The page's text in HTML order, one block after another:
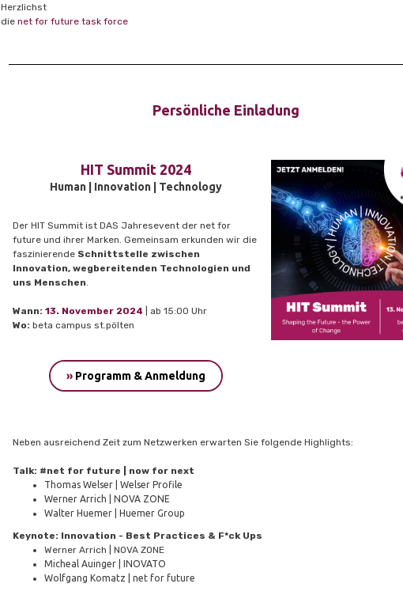
Herzlichst
die net for future task force
Persönliche Einladung
HIT Summit 2024
Human | Innovation | Technology
Der HIT Summit ist DAS Jahresevent der net for
future und ihrer Marken. Gemeinsam erkunden wir die
faszinierende Schnittstelle zwischen
Innovation, wegbereitenden Technologien und
uns Menschen.
Wann: 13. November 2024
| ab 15:00 Uhr
Wo: beta campus st.pölten
» Programm & Anmeldung
Neben ausreichend Zeit zum Netzwerken erwarten Sie folgende Highlights:
Talk: #net for future | now for next
Thomas Welser | Welser Profile
Werner Arrich | NOVA ZONE
Walter Huemer | Huemer Group
Keynote: Innovation - Best Practices & F*ck Ups
Werner Arrich | NOVA ZONE
Micheal Auinger | INOVATO
Wolfgang Komatz | net for future